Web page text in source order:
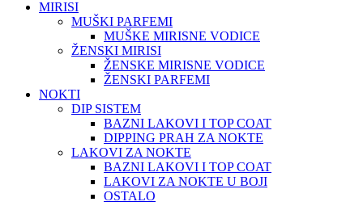
MIRISI
MUŠKI PARFEMI
MUŠKE MIRISNE VODICE
ŽENSKI MIRISI
ŽENSKE MIRISNE VODICE
ŽENSKI PARFEMI
NOKTI
DIP SISTEM
BAZNI LAKOVI I TOP COAT
DIPPING PRAH ZA NOKTE
LAKOVI ZA NOKTE
BAZNI LAKOVI I TOP COAT
LAKOVI ZA NOKTE U BOJI
OSTALO